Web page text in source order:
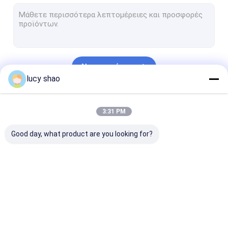
Πολυσύνθετο σύστημα πριονιών τρυπανιών
Πριόνι κόκκαλων αυτοψίας
Κτηνιατρικό ορθοπεδικό τρυπάνι
Ιατρικά τέμνοντα εργαλεία
Να συνεχίσει
lucy shao
3:31 PM
Good day, what product are you looking for?